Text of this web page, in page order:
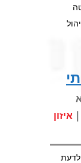
איזון